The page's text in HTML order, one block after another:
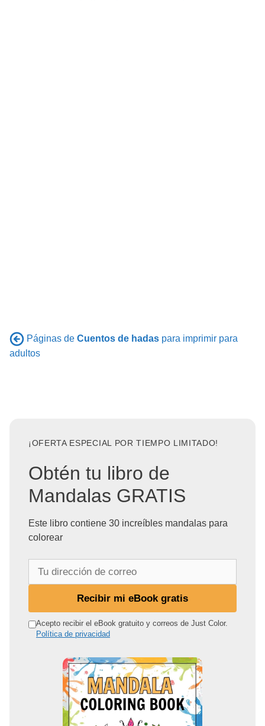
Páginas de Cuentos de hadas para imprimir para
adultos
¡OFERTA ESPECIAL POR TIEMPO LIMITADO!
Obtén tu libro de
Mandalas GRATIS
Este libro contiene 30 increíbles mandalas para
colorear
r
Recibir mi eBook gratis
Acepto recibir el eBook gratuito y correos de Just Color.
Política de privacidad